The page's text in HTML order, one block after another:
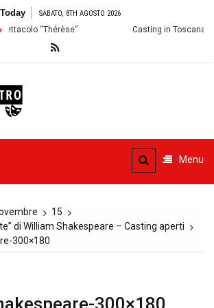
Today SABATO, 8TH AGOSTO 2026
“Thérèse” Casting in Toscana: Si
Menu
15
di William Shakespeare – Casting aperti
300×180
300×180